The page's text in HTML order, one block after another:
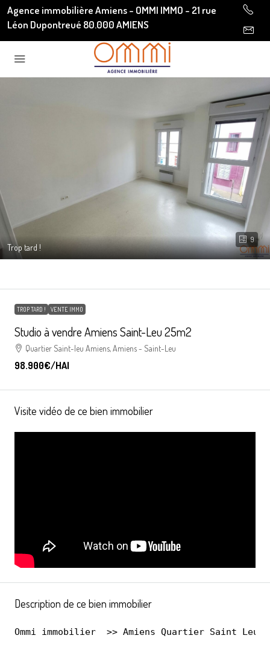
Agence immobilière Amiens - OMMI IMMO - 21 rue
Léon Dupontreué 80.000 AMIENS
9
Trop tard !
TROP TARD ! VENTE IMMO
Studio à vendre Amiens Saint-Leu 25m2
Quartier Saint-leu Amiens, Amiens - Saint-Leu
98.900€/HAI
Visite vidéo de ce bien immobilier
Description de ce bien immobilier
Ommi immobilier >> Amiens Quartier Saint Leu